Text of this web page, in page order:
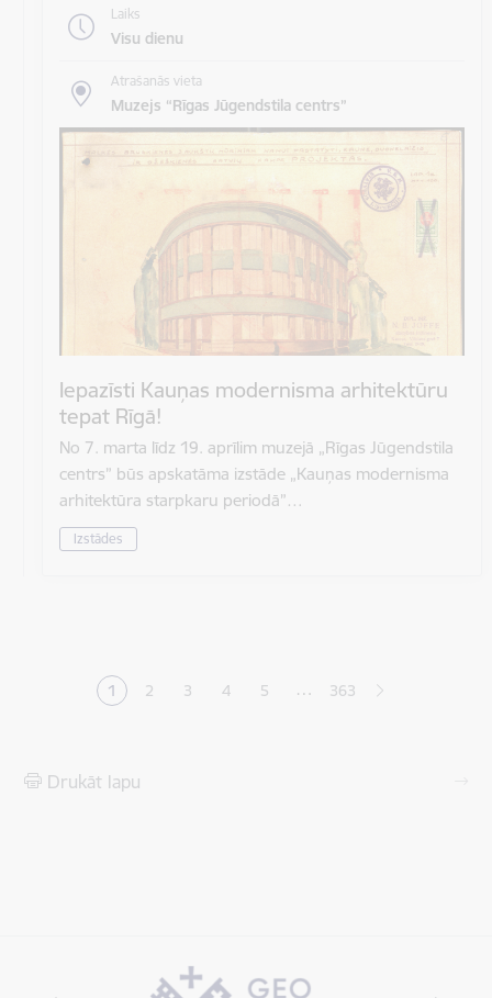
Laiks
Visu dienu
Atrašanās vieta
Muzejs “Rīgas Jūgendstila centrs”
Iepazīsti Kauņas modernisma arhitektūru
tepat Rīgā!
No 7. marta līdz 19. aprīlim muzejā „Rīgas Jūgendstila
centrs” būs apskatāma izstāde „Kauņas modernisma
arhitektūra starpkaru periodā”…
Izstādes
Pašreizējā lapa
1 Lapa
2 Lapa
3 Lapa
4 Lapa
5 … 363
Drukāt lapu